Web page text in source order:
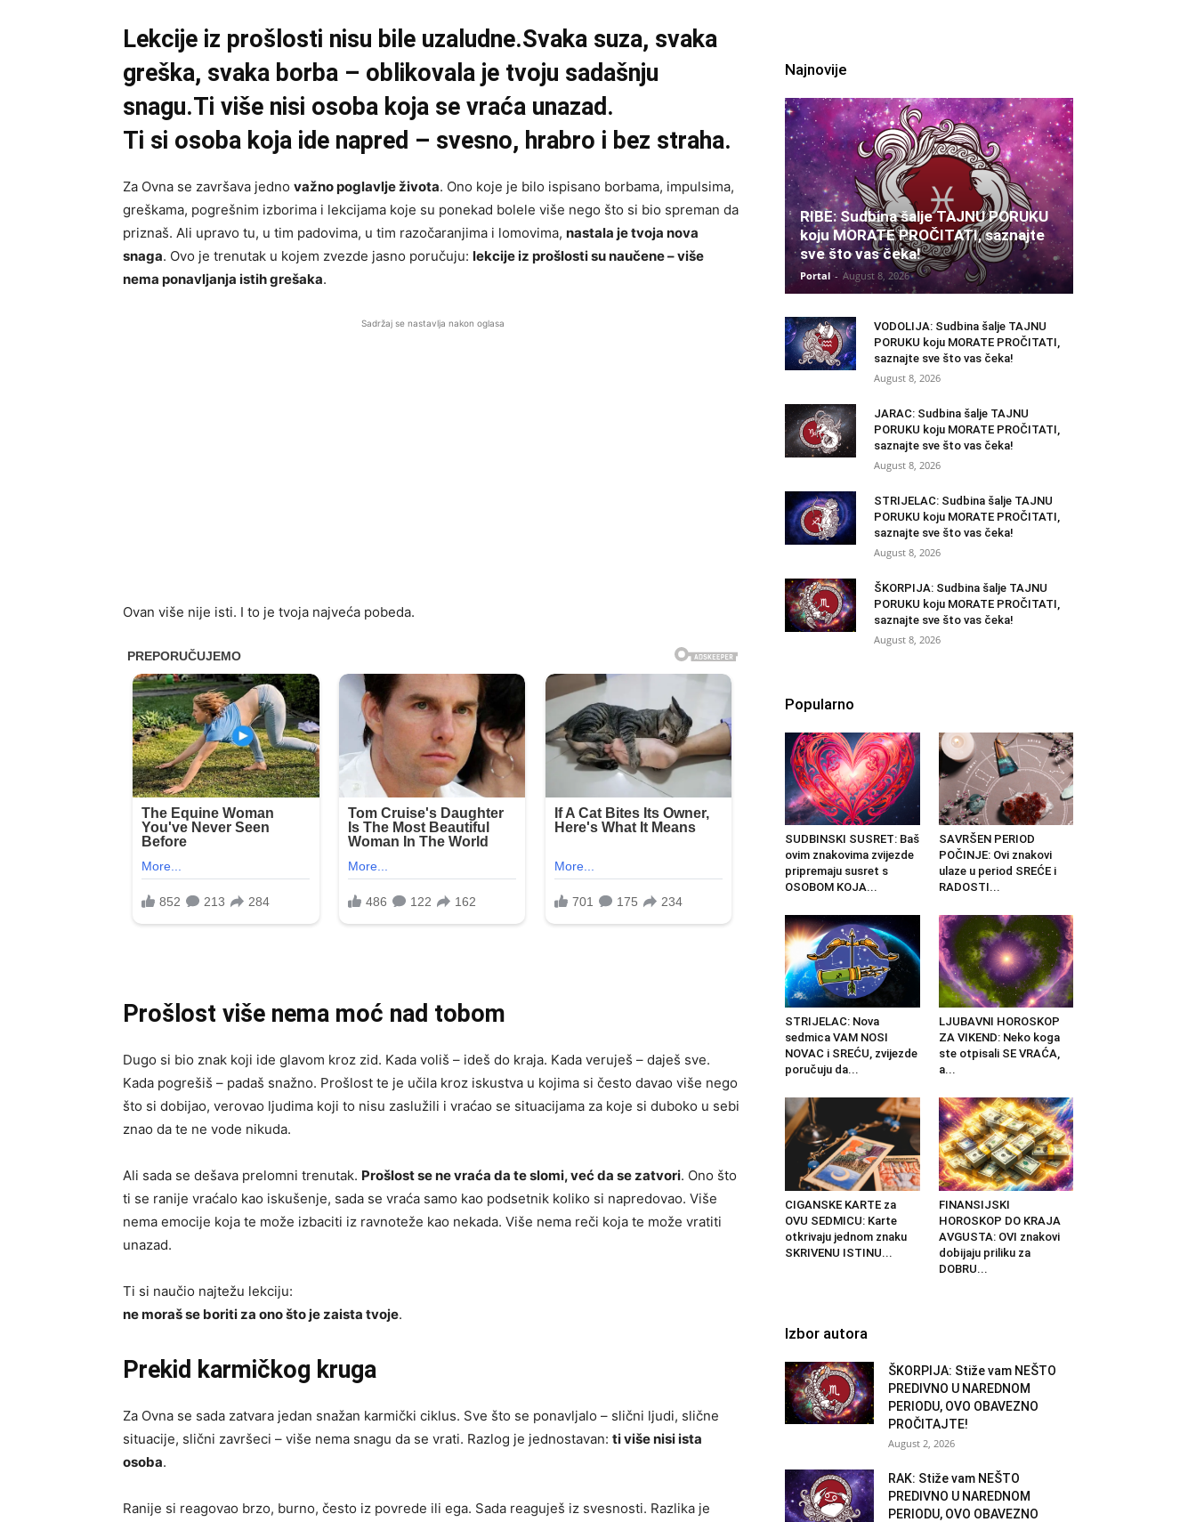
Lekcije iz prošlosti nisu bile uzaludne.Svaka suza, svaka
greška, svaka borba – oblikovala je tvoju sadašnju
snagu.Ti više nisi osoba koja se vraća unazad.
Ti si osoba koja ide napred – svesno, hrabro i bez straha.
Za Ovna se završava jedno važno poglavlje života. Ono koje je bilo ispisano borbama, impulsima,
greškama, pogrešnim izborima i lekcijama koje su ponekad bolele više nego što si bio spreman da
priznaš. Ali upravo tu, u tim padovima, u tim razočaranjima i lomovima, nastala je tvoja nova
snaga. Ovo je trenutak u kojem zvezde jasno poručuju: lekcije iz prošlosti su naučene – više
nema ponavljanja istih grešaka.
Sadržaj se nastavlja nakon oglasa
Ovan više nije isti. I to je tvoja najveća pobeda.
Prošlost više nema moć nad tobom
Dugo si bio znak koji ide glavom kroz zid. Kada voliš – ideš do kraja. Kada veruješ – daješ sve.
Kada pogrešiš – padaš snažno. Prošlost te je učila kroz iskustva u kojima si često davao više nego
što si dobijao, verovao ljudima koji to nisu zaslužili i vraćao se situacijama za koje si duboko u sebi
znao da te ne vode nikuda.
Ali sada se dešava prelomni trenutak. Prošlost se ne vraća da te slomi, već da se zatvori. Ono što
ti se ranije vraćalo kao iskušenje, sada se vraća samo kao podsetnik koliko si napredovao. Više
nema emocije koja te može izbaciti iz ravnoteže kao nekada. Više nema reči koja te može vratiti
unazad.
Ti si naučio najtežu lekciju:
ne moraš se boriti za ono što je zaista tvoje.
Prekid karmičkog kruga
Za Ovna se sada zatvara jedan snažan karmički ciklus. Sve što se ponavljalo – slični ljudi, slične
situacije, slični završeci – više nema snagu da se vrati. Razlog je jednostavan: ti više nisi ista
osoba.
Ranije si reagovao brzo, burno, često iz povrede ili ega. Sada reaguješ iz svesnosti. Razlika je
Najnovije
RIBE: Sudbina šalje TAJNU PORUKU
koju MORATE PROČITATI, saznajte
sve što vas čeka!
Portal - August 8, 2026
VODOLIJA: Sudbina šalje TAJNU
PORUKU koju MORATE PROČITATI,
saznajte sve što vas čeka!
August 8, 2026
JARAC: Sudbina šalje TAJNU
PORUKU koju MORATE PROČITATI,
saznajte sve što vas čeka!
August 8, 2026
STRIJELAC: Sudbina šalje TAJNU
PORUKU koju MORATE PROČITATI,
saznajte sve što vas čeka!
August 8, 2026
ŠKORPIJA: Sudbina šalje TAJNU
PORUKU koju MORATE PROČITATI,
saznajte sve što vas čeka!
August 8, 2026
Popularno
SUDBINSKI SUSRET: Baš
ovim znakovima zvijezde
pripremaju susret s
OSOBOM KOJA...
SAVRŠEN PERIOD
POČINJE: Ovi znakovi
ulaze u period SREĆE i
RADOSTI...
STRIJELAC: Nova
sedmica VAM NOSI
NOVAC i SREĆU, zvijezde
poručuju da...
LJUBAVNI HOROSKOP
ZA VIKEND: Neko koga
ste otpisali SE VRAĆA,
a...
CIGANSKE KARTE za
OVU SEDMICU: Karte
otkrivaju jednom znaku
SKRIVENU ISTINU...
FINANSIJSKI
HOROSKOP DO KRAJA
AVGUSTA: OVI znakovi
dobijaju priliku za
DOBRU...
Izbor autora
ŠKORPIJA: Stiže vam NEŠTO
PREDIVNO U NAREDNOM
PERIODU, OVO OBAVEZNO
PROČITAJTE!
August 2, 2026
RAK: Stiže vam NEŠTO
PREDIVNO U NAREDNOM
PERIODU, OVO OBAVEZNO